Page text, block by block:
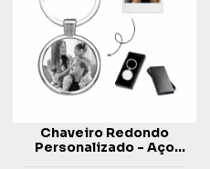
Chaveiro Redondo
Personalizado - Aço